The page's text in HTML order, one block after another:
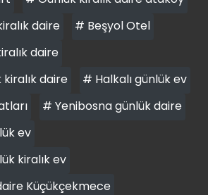
daire
# Beşyol Otel
daire
daire
# Halkalı günlük ev
# Yenibosna günlük daire
ev
kiralık ev
Küçükçekmece